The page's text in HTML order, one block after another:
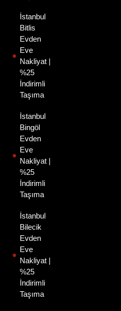
İstanbul
Bitlis
Evden
Eve
Nakliyat |
%25
İndirimli
Taşıma
İstanbul
Bingöl
Evden
Eve
Nakliyat |
%25
İndirimli
Taşıma
İstanbul
Bilecik
Evden
Eve
Nakliyat |
%25
İndirimli
Taşıma